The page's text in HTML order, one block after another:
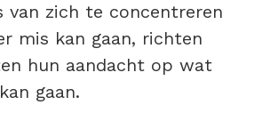
van zich te concentreren
mis kan gaan, richten
hun aandacht op wat
gaan.